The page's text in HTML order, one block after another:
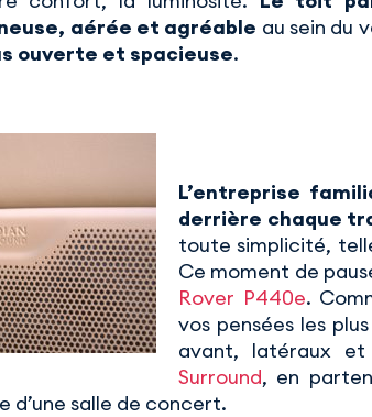
aérée et agréable au sein du
ouverte et spacieuse.
L’entreprise
derrière chaque
toute simplicité,
Ce moment de
Rover P440e.
vos pensées les
avant, latéraux et
Surround, en
d’une salle de concert.